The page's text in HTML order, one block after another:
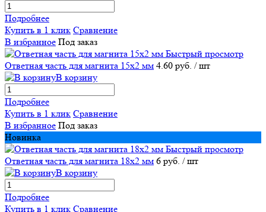
Подробнее
Купить в 1 клик Сравнение
В избранное Под заказ
Быстрый просмотр
Ответная часть для магнита 15х2 мм 4.60 руб. / шт
В корзину
Подробнее
Купить в 1 клик Сравнение
В избранное Под заказ
Новинка
Быстрый просмотр
Ответная часть для магнита 18х2 мм 6 руб. / шт
В корзину
Подробнее
Купить в 1 клик Сравнение